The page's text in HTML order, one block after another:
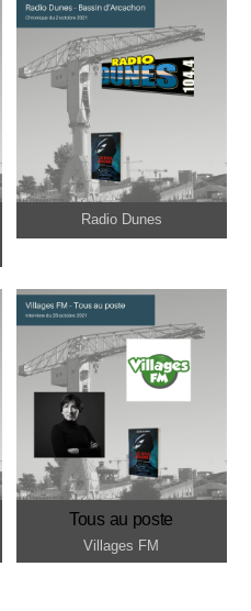
Radio Dunes
Tous au poste
Villages FM